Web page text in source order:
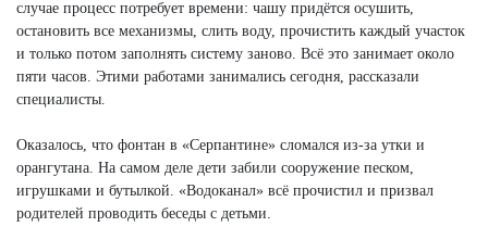
случае процесс потребует времени: чашу придётся осушить,
остановить все механизмы, слить воду, прочистить каждый участок
и только потом заполнять систему заново. Всё это занимает около
пяти часов. Этими работами занимались сегодня, рассказали
специалисты.
Оказалось, что фонтан в «Серпантине» сломался из-за утки и
орангутана. На самом деле дети забили сооружение песком,
игрушками и бутылкой. «Водоканал» всё прочистил и призвал
родителей проводить беседы с детьми.